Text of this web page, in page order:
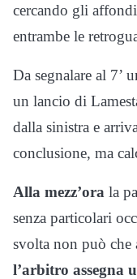
cercando gli
entrambe le
Da segnalare al 7’
un lancio di
dalla sinistra e
conclusione, ma
Alla mezz’ora la
senza particolari
svolta non può che
l’arbitro assegna